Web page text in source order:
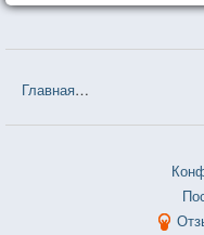
Главная